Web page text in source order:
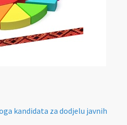
kandidata za dodjelu javnih